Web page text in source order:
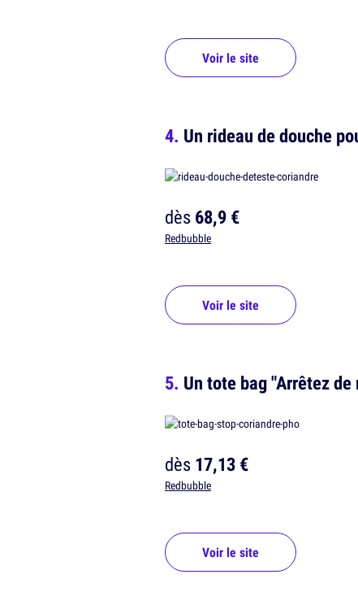
Voir le site
Un rideau de douche
dès68,9 €
Redbubble
Voir le site
Un tote bag "Arrêtez
dès17,13 €
Redbubble
Voir le site